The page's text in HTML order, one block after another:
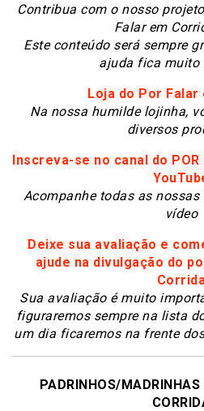
Contribua com o nosso
Falar em
Este conteúdo será sempre
ajuda fica muito
Loja do Por Falar
Na nossa humilde lojinha,
diversos
Inscreva-se no canal do POR
Acompanhe todas as
vídeo
Deixe sua avaliação e
ajude na divulgação do
Sua avaliação é muito
figuraremos sempre na lista
um dia ficaremos na frente
PADRINHOS/